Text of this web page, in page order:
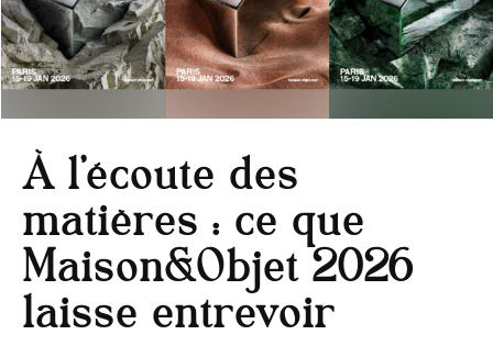
À l’écoute des
matières : ce que
Maison&Objet 2026
laisse entrevoir